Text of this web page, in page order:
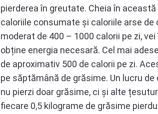
pierderea în greutate. Cheia în
caloriile consumate și caloriile arse de
moderat de 400 – 1000 calorii pe zi,
obține energia necesară. Cel mai
de aproximativ 500 de calorii pe zi.
pe săptămână de grăsime. Un lucru
nu pierzi doar grăsime, ci și alte
fiecare 0,5 kilograme de grăsime